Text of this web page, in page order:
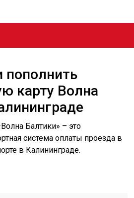
пополнить
карту Волна
Балтики» – это
система оплаты проезда в
в Калининграде.